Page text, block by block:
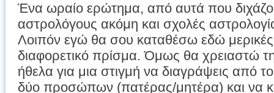
Ένα ωραίο ερώτημα, από αυτά που
αστρολόγους ακόμη και σχολές
Λοιπόν εγώ θα σου καταθέσω εδώ
διαφορετικό πρίσμα. Όμως θα χρειαστώ
ήθελα για μια στιγμή να διαγράψεις από
δύο προσώπων (πατέρας/μητέρα) και να